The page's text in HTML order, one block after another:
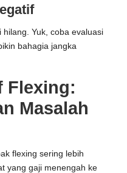
Yuk, coba evaluasi
bahagia jangka
Flexing:
Masalah
flexing sering lebih
yang gaji menengah ke